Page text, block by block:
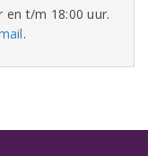
en t/m 18:00 uur.
.